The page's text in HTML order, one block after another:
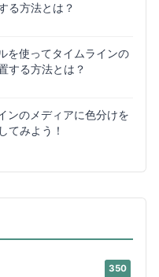
る方法とは？
を使ってタイムラインの
する方法とは？
ンのメディアに色分けを
てみよう！
350